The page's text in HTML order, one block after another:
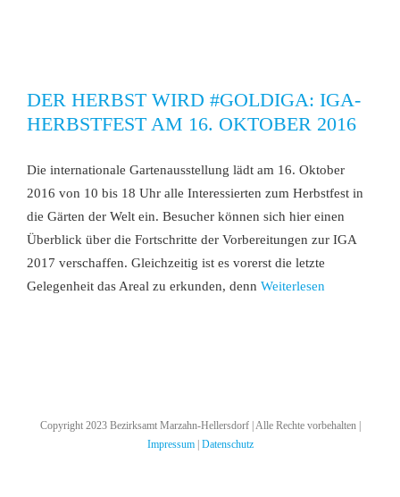
DER HERBST WIRD #GOLDIGA: IGA-
HERBSTFEST AM 16. OKTOBER 2016
Die internationale Gartenausstellung lädt am 16. Oktober
2016 von 10 bis 18 Uhr alle Interessierten zum Herbstfest in
die Gärten der Welt ein. Besucher können sich hier einen
Überblick über die Fortschritte der Vorbereitungen zur IGA
2017 verschaffen. Gleichzeitig ist es vorerst die letzte
Gelegenheit das Areal zu erkunden, denn Weiterlesen
Copyright 2023 Bezirksamt Marzahn-Hellersdorf | Alle Rechte vorbehalten |
Impressum| Datenschutz